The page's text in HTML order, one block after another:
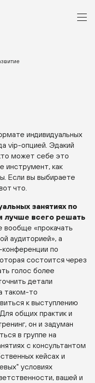
индивидуальных
viр-опцией. Эдакий
может себе это
инструмент, как
Если вы выбираете
что.
занятиях по
лучше всего решать
вообще «прокачать
аудиторией», а
конференции по
состоится через
голос более
детали
таком-то
к выступлению
общих практик и
он и задуман
в группе на
с консультантом
кейсах и
условиях
вашей и